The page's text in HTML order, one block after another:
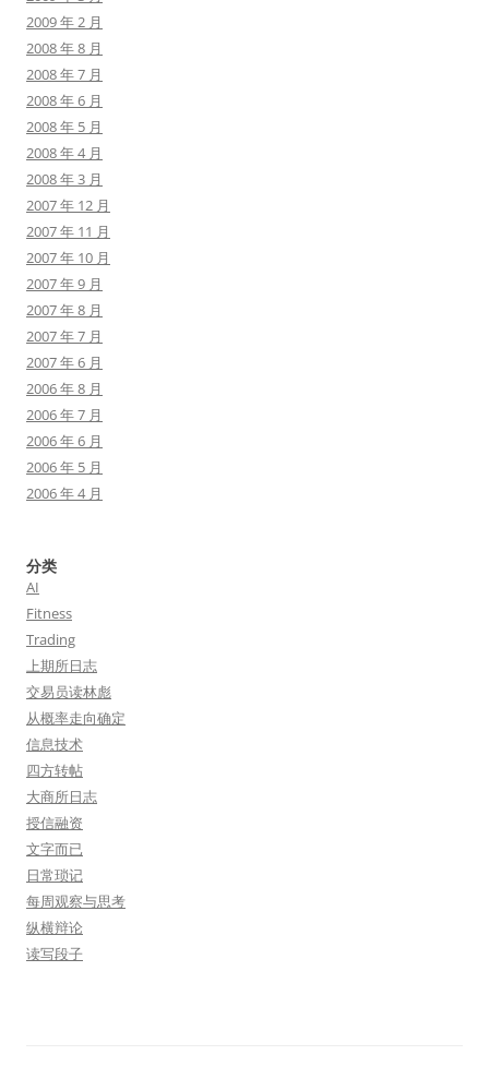
2009 年 2 月
2008 年 8 月
2008 年 7 月
2008 年 6 月
2008 年 5 月
2008 年 4 月
2008 年 3 月
2007 年 12 月
2007 年 11 月
2007 年 10 月
2007 年 9 月
2007 年 8 月
2007 年 7 月
2007 年 6 月
2006 年 8 月
2006 年 7 月
2006 年 6 月
2006 年 5 月
2006 年 4 月
分类
AI
Fitness
Trading
上期所日志
交易员读林彪
从概率走向确定
信息技术
四方转帖
大商所日志
授信融资
文字而已
日常琐记
每周观察与思考
纵横辩论
读写段子